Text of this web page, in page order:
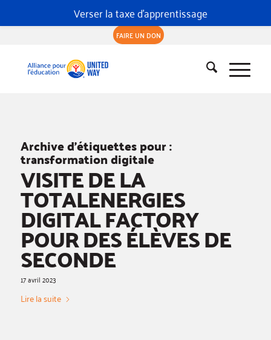
FAIRE UN DON
Archive d’étiquettes pour :
transformation digitale
VISITE DE LA
TOTALENERGIES
DIGITAL FACTORY
POUR DES ÉLÈVES DE
SECONDE
17 avril 2023
Lire la suite
Verser la taxe d'apprentissage